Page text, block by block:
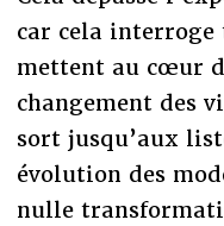
car cela
mettent au cœur
changement des
sort jusqu’aux
évolution des
nulle